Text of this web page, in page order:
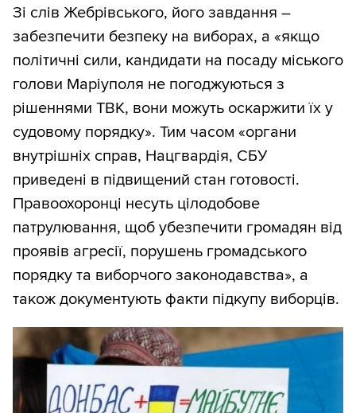
Зі слів Жебрівського, його завдання –
забезпечити безпеку на виборах, а «якщо
політичні сили, кандидати на посаду міського
голови Маріуполя не погоджуються з
рішеннями ТВК, вони можуть оскаржити їх у
судовому порядку». Тим часом «органи
внутрішніх справ, Нацгвардія, СБУ
приведені в підвищений стан готовості.
Правоохоронці несуть цілодобове
патрулювання, щоб убезпечити громадян від
проявів агресії, порушень громадського
порядку та виборчого законодавства», а
також документують факти підкупу виборців.